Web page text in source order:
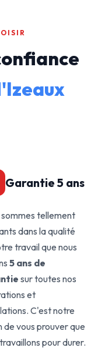
Garantie 5 ans
sommes tellement
dans la qualité
travail que nous
5 ans de
sur toutes nos
et
C'est notre
de vous prouver que
pour durer.